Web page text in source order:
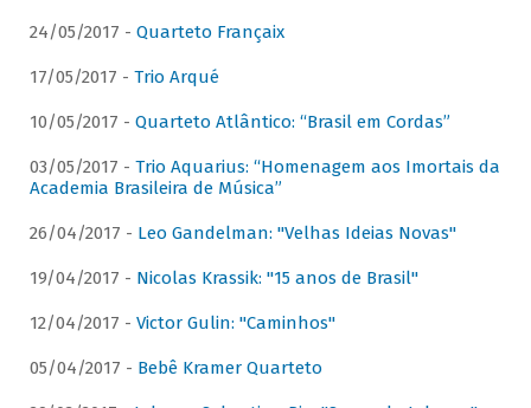
24/05/2017 - Quarteto Françaix
17/05/2017 - Trio Arqué
10/05/2017 - Quarteto Atlântico: “Brasil em Cordas”
03/05/2017 - Trio Aquarius: “Homenagem aos Imortais da
Academia Brasileira de Música”
26/04/2017 - Leo Gandelman: "Velhas Ideias Novas"
19/04/2017 - Nicolas Krassik: "15 anos de Brasil"
12/04/2017 - Victor Gulin: "Caminhos"
05/04/2017 - Bebê Kramer Quarteto